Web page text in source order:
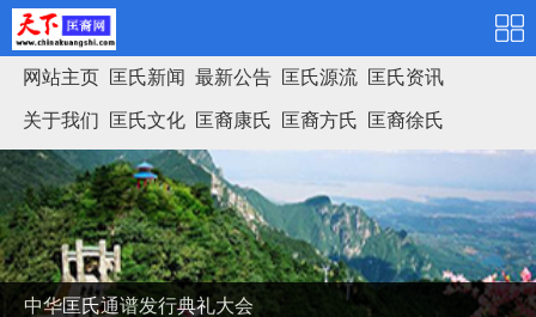
网站主页 匡氏新闻 最新公告 匡氏源流 匡氏资讯
关于我们 匡氏文化 匡裔康氏 匡裔方氏 匡裔徐氏
匡氏家谱
中华匡氏通谱发行典礼大会